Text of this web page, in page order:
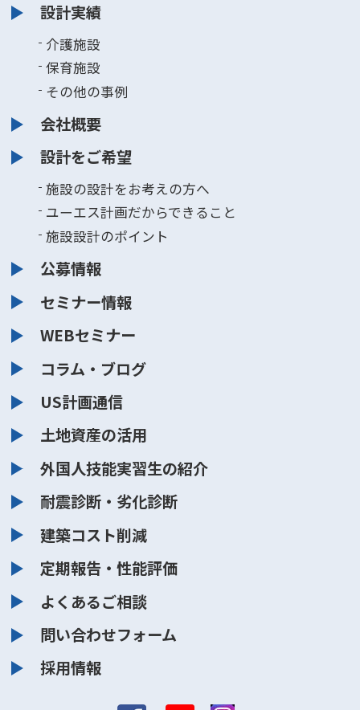
設計実績
介護施設
保育施設
その他の事例
会社概要
設計をご希望
施設の設計をお考えの方へ
ユーエス計画だからできること
施設設計のポイント
公募情報
セミナー情報
WEBセミナー
コラム・ブログ
US計画通信
土地資産の活用
外国人技能実習生の紹介
耐震診断・劣化診断
建築コスト削減
定期報告・性能評価
よくあるご相談
問い合わせフォーム
採用情報